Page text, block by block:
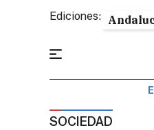
Ediciones:
SOCIEDAD